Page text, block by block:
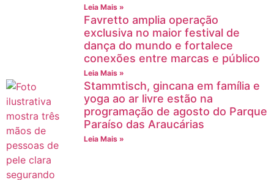
Leia Mais »
Favretto amplia operação
exclusiva no maior festival de
dança do mundo e fortalece
conexões entre marcas e público
Leia Mais »
Stammtisch, gincana em família e
yoga ao ar livre estão na
programação de agosto do Parque
Paraíso das Araucárias
Leia Mais »